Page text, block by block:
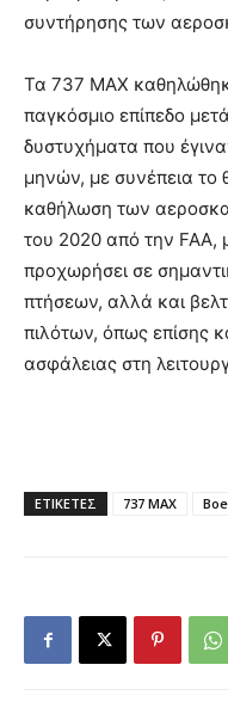
συντήρησης των
Τα 737 ΜΑΧ
παγκόσμιο επίπεδο
δυστυχήματα που
μηνών, με συνέπεια
καθήλωση των
του 2020 από την FAA,
προχωρήσει σε
πτήσεων, αλλά και
πιλότων, όπως επίσης
ασφάλειας στη
ΕΤΙΚΕΤΕΣ 737 ΜΑΧ